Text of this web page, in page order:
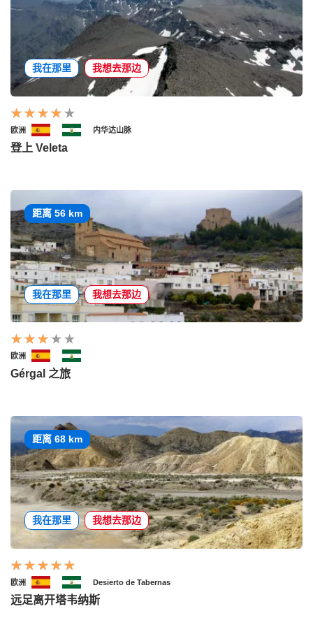
我在那里 我想去那边
欧洲 内华达山脉
登上 Veleta
距离 56 km
我在那里 我想去那边
欧洲
Gérgal 之旅
距离 68 km
我在那里 我想去那边
欧洲 Desierto de Tabernas
远足离开塔韦纳斯